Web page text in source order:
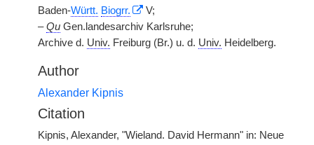
Baden-Württ. Biogrr.
V;
– Qu Gen.landesarchiv Karlsruhe;
Archive d. Univ. Freiburg (Br.) u. d. Univ. Heidelberg.
Author
Alexander Kipnis
Citation
Kipnis, Alexander, "Wieland. David Hermann" in: Neue